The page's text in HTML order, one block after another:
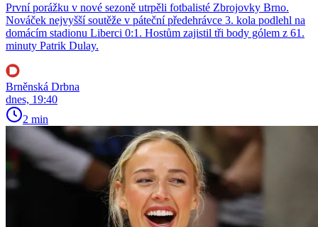
První porážku v nové sezoně utrpěli fotbalisté Zbrojovky Brno.
Nováček nejvyšší soutěže v páteční předehrávce 3. kola podlehl na
domácím stadionu Liberci 0:1. Hostům zajistil tři body gólem z 61.
minuty Patrik Dulay.
Brněnská Drbna
dnes, 19:40
2 min